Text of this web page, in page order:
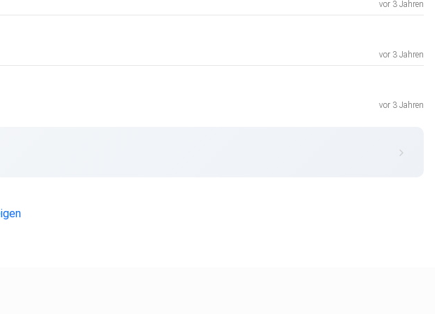
vor 3 Jahren
vor 3 Jahren
vor 3 Jahren